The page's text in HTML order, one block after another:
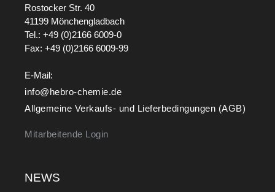
Rostocker Str. 40
41199 Mönchengladbach
Tel.: +49 (0)2166 6009-0
Fax: +49 (0)2166 6009-99
E-Mail:
info@hebro-chemie.de
Allgemeine Verkaufs- und Lieferbedingungen (AGB)
Mitarbeitende Login
NEWS